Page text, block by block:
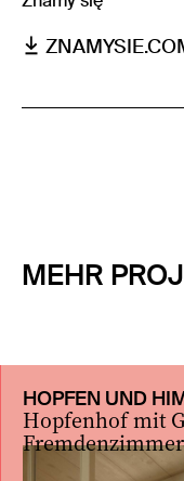
MEHR
HOPFEN UND
Hopfenhof mit